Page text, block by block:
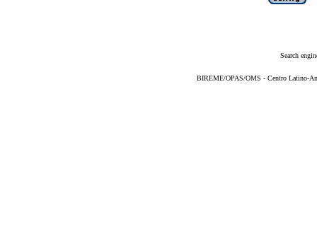
Search
BIREME/OPAS/OMS - Centro Latino-